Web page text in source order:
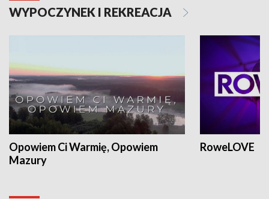
WYPOCZYNEK I REKREACJA
Opowiem Ci Warmię, Opowiem
Mazury
RoweLOVE